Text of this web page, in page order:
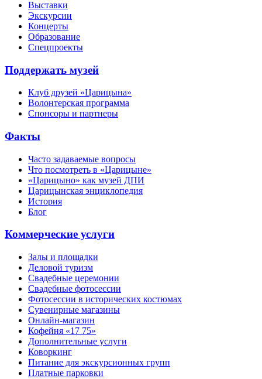
Выставки
Экскурсии
Концерты
Образование
Спецпроекты
Поддержать музей
Клуб друзей «Царицына»
Волонтерская программа
Спонсоры и партнеры
Факты
Часто задаваемые вопросы
Что посмотреть в «Царицыне»
«Царицыно» как музей ДПИ
Царицынская энциклопедия
История
Блог
Коммерческие услуги
Залы и площадки
Деловой туризм
Свадебные церемонии
Свадебные фотосессии
Фотосессии в исторических костюмах
Сувенирные магазины
Онлайн-магазин
Кофейня «17 75»
Дополнительные услуги
Коворкинг
Питание для экскурсионных групп
Платные парковки